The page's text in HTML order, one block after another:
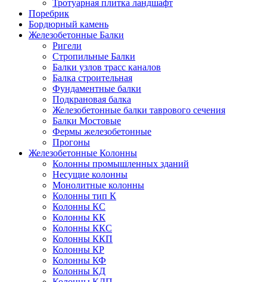
Тротуарная плитка ландшафт
Поребрик
Бордюрный камень
Железобетонные Балки
Ригели
Стропильные Балки
Балки узлов трасс каналов
Балка строительная
Фундаментные балки
Подкрановая балка
Железобетонные балки таврового сечения
Балки Мостовые
Фермы железобетонные
Прогоны
Железобетонные Колонны
Колонны промышленных зданий
Несущие колонны
Монолитные колонны
Колонны тип К
Колонны КС
Колонны КК
Колонны ККС
Колонны ККП
Колонны КР
Колонны КФ
Колонны КД